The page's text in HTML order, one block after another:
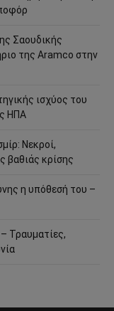
Σαουδικής
της Aramco στην
ισχύος του
ΗΠΑ
Νεκροί,
βαθιάς κρίσης
η υπόθεσή του –
Τραυματίες,